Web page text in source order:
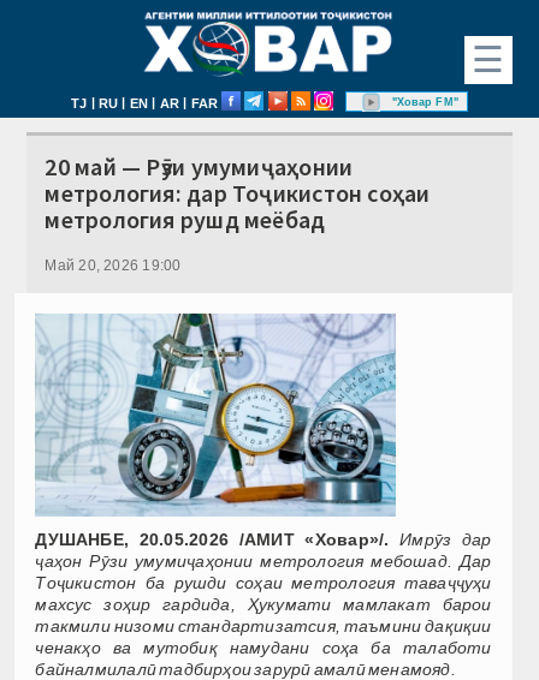
☰
TJ | RU | EN | AR | FAR "Ховар FM"
20 май — Рӯзи умумиҷаҳонии
метрология: дар Тоҷикистон соҳаи
метрология рушд меёбад
Май 20, 2026 19:00
ДУШАНБЕ, 20.05.2026 /АМИТ «Ховар»/.
Имрӯз дар
ҷаҳон Рӯзи умумиҷаҳонии метрология мебошад. Дар
Тоҷикистон ба рушди соҳаи метрология таваҷҷуҳи
махсус зоҳир гардида, Ҳукумати мамлакат барои
такмили низоми стандартизатсия, таъмини дақиқии
ченакҳо ва мутобиқ намудани соҳа ба талаботи
байналмилалӣ тадбирҳои зарурӣ амалӣ менамояд.